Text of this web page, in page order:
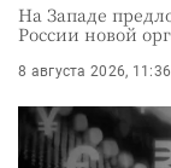
На Западе
России новой
8 августа 2026, 11:36